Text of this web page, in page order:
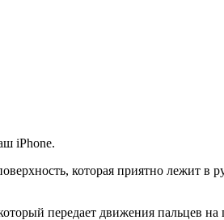
iPhone.
которая приятно лежит в
передает движения пальцев на